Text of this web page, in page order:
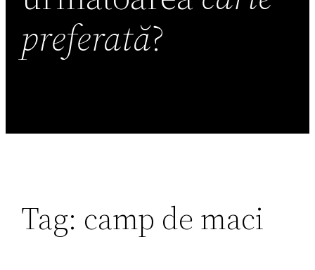
preferată?
Tag: camp de maci